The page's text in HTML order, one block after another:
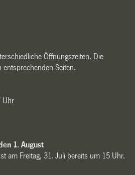
Öffnungszeiten. Die
entsprechenden Seiten.
Uhr
1. August
am Freitag, 31. Juli bereits um 15 Uhr.